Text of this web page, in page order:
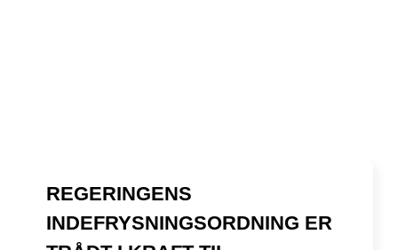
REGERINGENS
INDEFRYSNINGSORDNING ER